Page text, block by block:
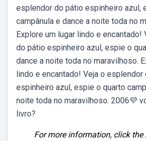
esplendor do pátio espinheiro azul,
campânula e dance a noite toda no
Explore um lugar lindo e encantado!
do pátio espinheiro azul, espie o
dance a noite toda no maravilhoso.
lindo e encantado! Veja o esplendor
espinheiro azul, espie o quarto
noite toda no maravilhoso. 2006💜
livro?
For more information, click the